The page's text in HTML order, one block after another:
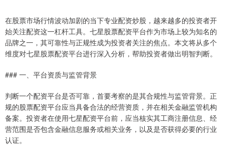
在股票市场行情波动加剧的当下专业配资炒股，越来越多的投资者开
始关注配资这一杠杆工具。七星股票配资平台作为市场上较为知名的
品牌之一，其可靠性与正规性成为投资者关注的焦点。本文将从多个
维度对七星股票配资平台进行深入分析，帮助投资者做出明智判断。
### 一、平台资质与监管背景
判断一个配资平台是否可靠，首要考察的是其合规性与监管背景。正
规的股票配资平台应当具备合法的经营资质，并在相关金融监管机构
备案。投资者在使用七星配资平台前，应当核实其工商注册信息、经
营范围是否包含金融信息服务或相关业务，以及是否获得必要的行业
认证。